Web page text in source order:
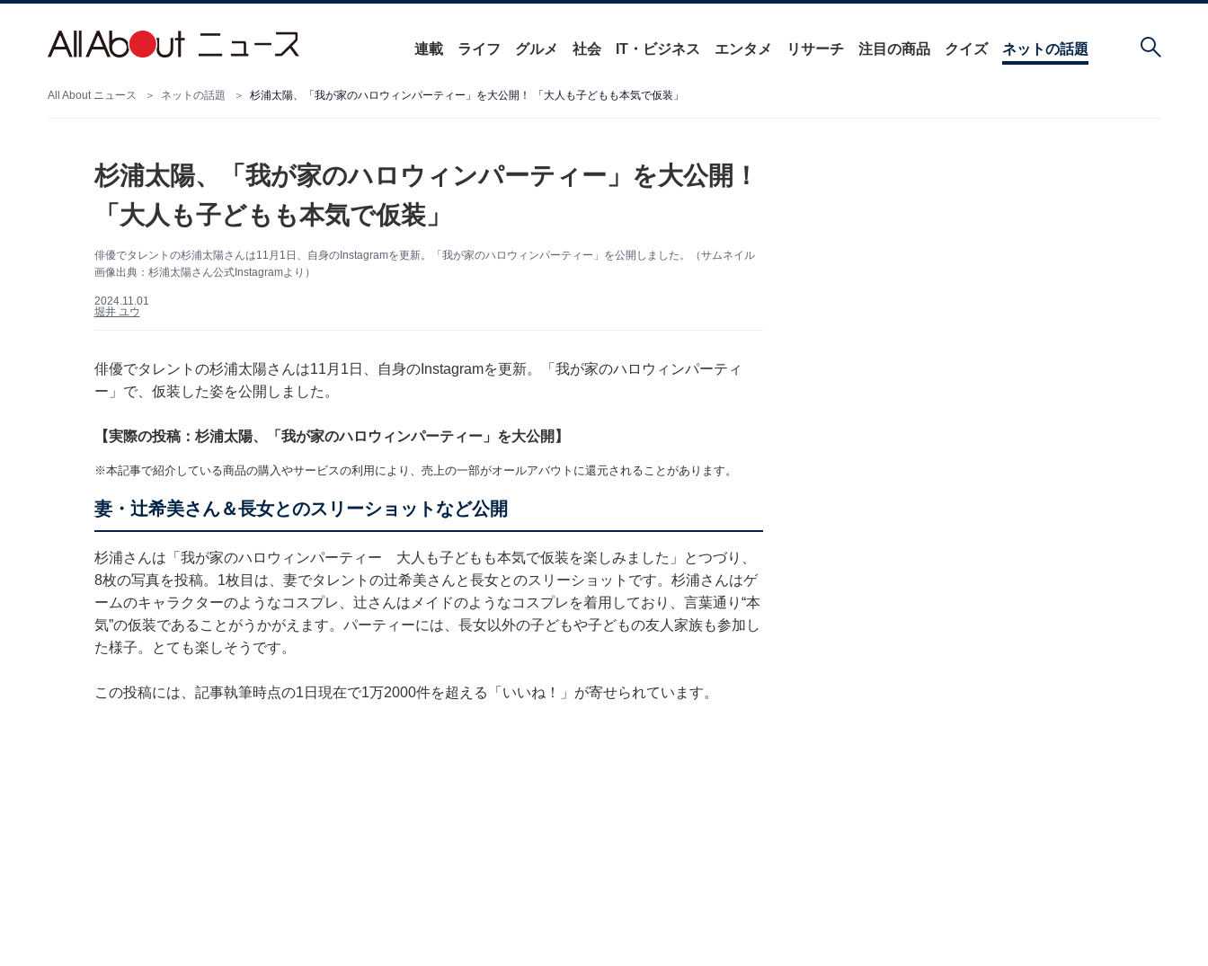
連載 ライフ グルメ 社会 IT・ビジネス エンタメ リサーチ 注目の商品 クイズ ネットの話題
All About ニュース ネットの話題 杉浦太陽、「我が家のハロウィンパーティー」を大公開！ 「大人も子どもも本気で仮装」
杉浦太陽、「我が家のハロウィンパーティー」を大公開！
「大人も子どもも本気で仮装」
俳優でタレントの杉浦太陽さんは11月1日、自身のInstagramを更新。「我が家のハロウィンパーティー」を公開しました。（サムネイル
画像出典：杉浦太陽さん公式Instagramより）
2024.11.01
堀井 ユウ
俳優でタレントの杉浦太陽さんは11月1日、自身のInstagramを更新。「我が家のハロウィンパーティ
ー」で、仮装した姿を公開しました。
【実際の投稿：杉浦太陽、「我が家のハロウィンパーティー」を大公開】
※本記事で紹介している商品の購入やサービスの利用により、売上の一部がオールアバウトに還元されることがあります。
妻・辻希美さん＆長女とのスリーショットなど公開
杉浦さんは「我が家のハロウィンパーティー 大人も子どもも本気で仮装を楽しみました」とつづり、
8枚の写真を投稿。1枚目は、妻でタレントの辻希美さんと長女とのスリーショットです。杉浦さんはゲ
ームのキャラクターのようなコスプレ、辻さんはメイドのようなコスプレを着用しており、言葉通り“本
気”の仮装であることがうかがえます。パーティーには、長女以外の子どもや子どもの友人家族も参加し
た様子。とても楽しそうです。
この投稿には、記事執筆時点の1日現在で1万2000件を超える「いいね！」が寄せられています。